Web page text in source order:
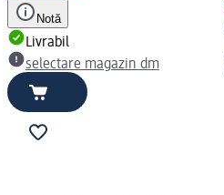
Notă
Livrabil
selectare magazin dm